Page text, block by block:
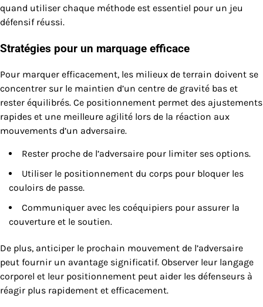
quand utiliser chaque méthode est essentiel pour un jeu
défensif réussi.
Stratégies pour un marquage efficace
Pour marquer efficacement, les milieux de terrain doivent se
concentrer sur le maintien d’un centre de gravité bas et
rester équilibrés. Ce positionnement permet des ajustements
rapides et une meilleure agilité lors de la réaction aux
mouvements d’un adversaire.
Rester proche de l’adversaire pour limiter ses options.
Utiliser le positionnement du corps pour bloquer les
couloirs de passe.
Communiquer avec les coéquipiers pour assurer la
couverture et le soutien.
De plus, anticiper le prochain mouvement de l’adversaire
peut fournir un avantage significatif. Observer leur langage
corporel et leur positionnement peut aider les défenseurs à
réagir plus rapidement et efficacement.